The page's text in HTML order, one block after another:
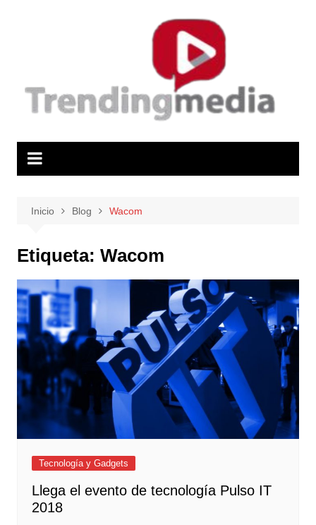
Inicio Blog Wacom
Etiqueta: Wacom
Tecnología y Gadgets
Llega el evento de tecnología Pulso IT
2018